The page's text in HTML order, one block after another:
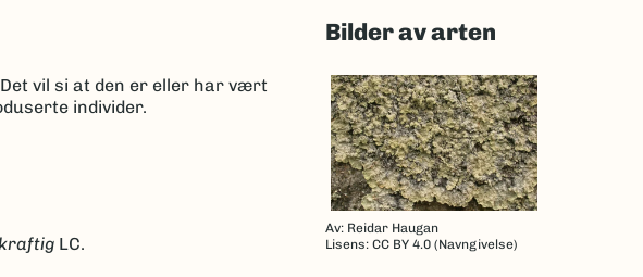
vil si at den er eller har vært
individer.
LC.
Bilder av arten
Av: Reidar Haugan
Lisens: CC BY 4.0 (Navngivelse)